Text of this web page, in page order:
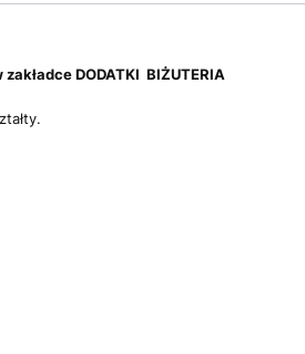
DODATKI BIŻUTERIA